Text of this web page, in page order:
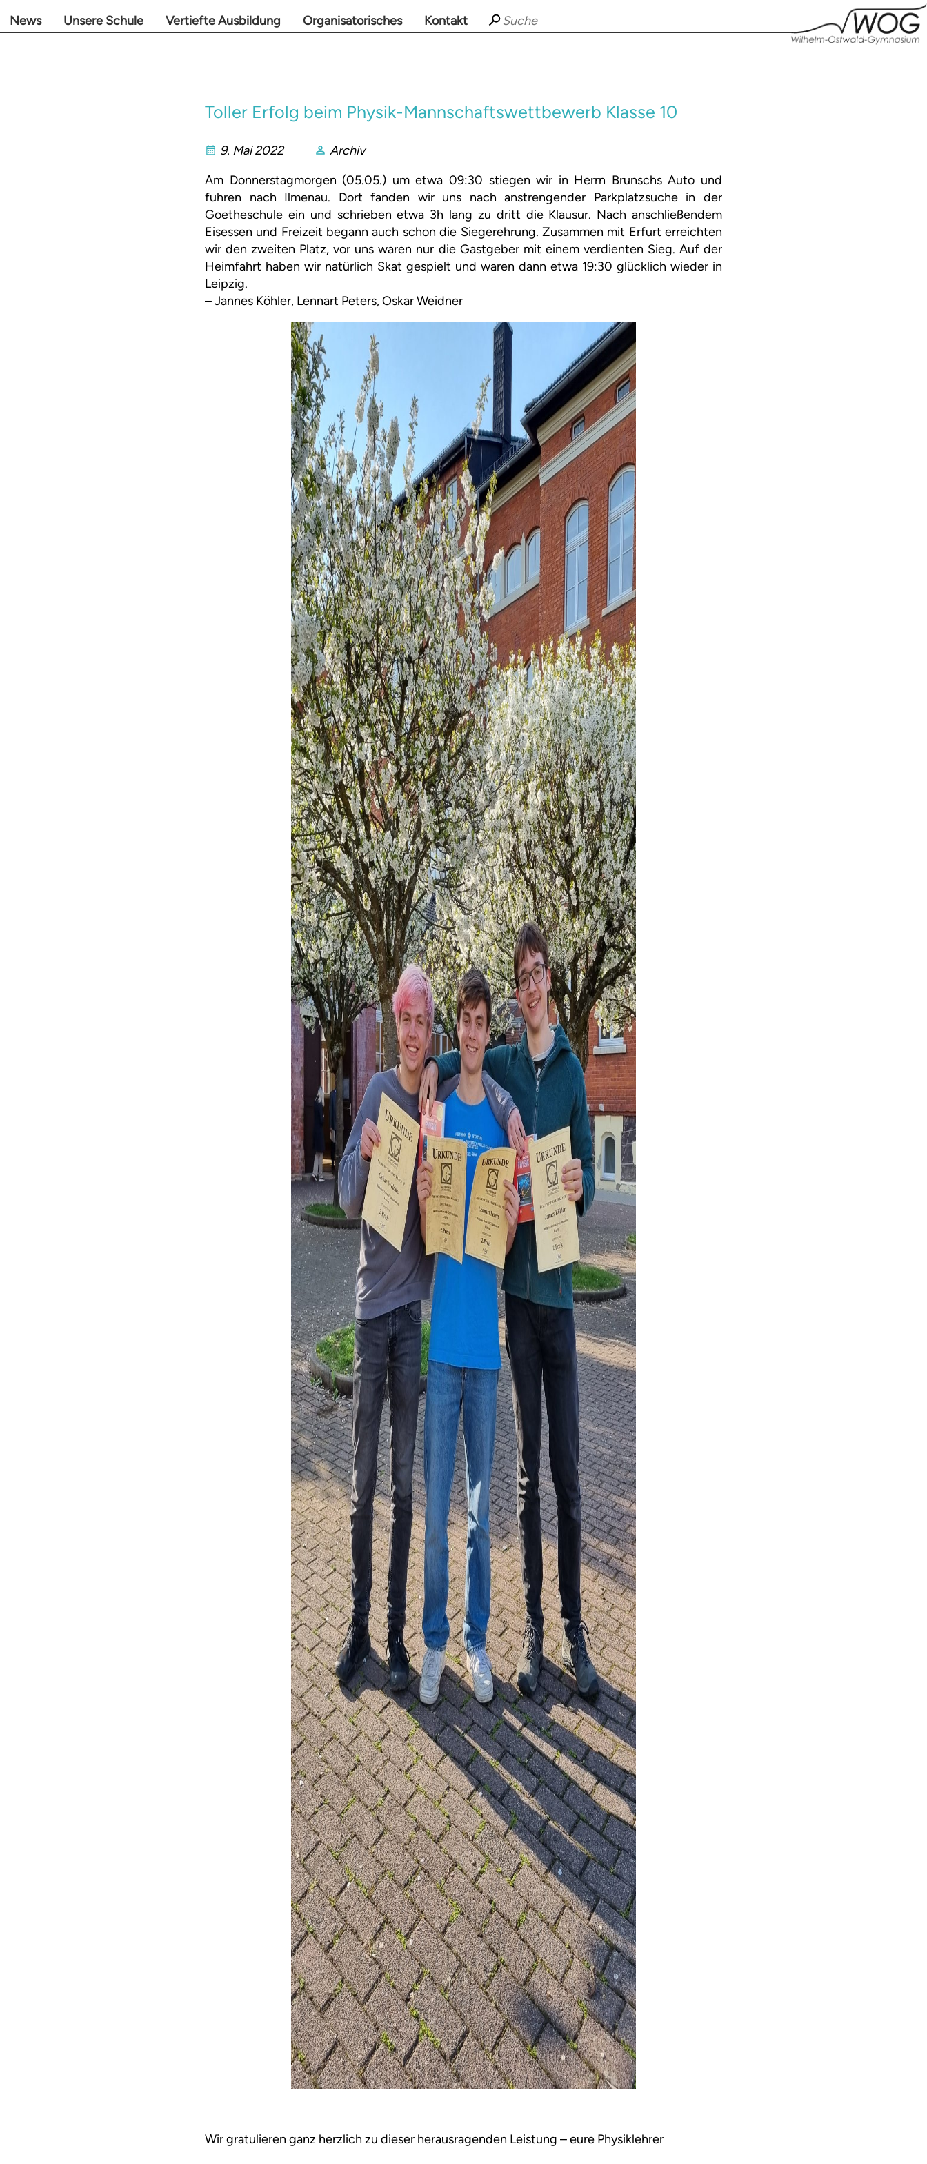
News Unsere Schule Vertiefte Ausbildung Organisatorisches Kontakt
Toller Erfolg beim Physik-Mannschaftswettbewerb Klasse 10
9. Mai 2022
Archiv
Am Donnerstagmorgen (05.05.) um etwa 09:30 stiegen wir in Herrn Brunschs Auto und
fuhren nach Ilmenau. Dort fanden wir uns nach anstrengender Parkplatzsuche in der
Goetheschule ein und schrieben etwa 3h lang zu dritt die Klausur. Nach anschließendem
Eisessen und Freizeit begann auch schon die Siegerehrung. Zusammen mit Erfurt erreichten
wir den zweiten Platz, vor uns waren nur die Gastgeber mit einem verdienten Sieg. Auf der
Heimfahrt haben wir natürlich Skat gespielt und waren dann etwa 19:30 glücklich wieder in
Leipzig.
– Jannes Köhler, Lennart Peters, Oskar Weidner
Wir gratulieren ganz herzlich zu dieser herausragenden Leistung – eure Physiklehrer